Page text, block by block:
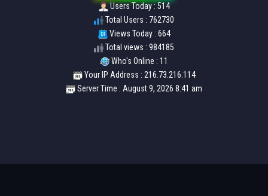
Users Today : 514
Total Users : 762730
Views Today : 664
Total views : 984185
Who's Online : 11
Your IP Address : 216.73.216.114
Server Time : August 9, 2026 8:41 am